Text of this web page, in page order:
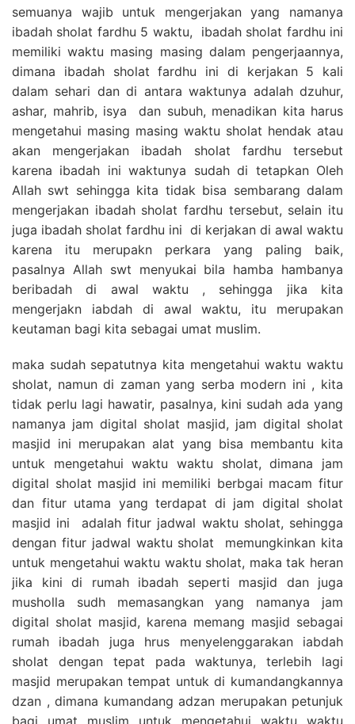
semuanya wajib untuk mengerjakan yang namanya
ibadah sholat fardhu 5 waktu, ibadah sholat fardhu ini
memiliki waktu masing masing dalam pengerjaannya,
dimana ibadah sholat fardhu ini di kerjakan 5 kali
dalam sehari dan di antara waktunya adalah dzuhur,
ashar, mahrib, isya dan subuh, menadikan kita harus
mengetahui masing masing waktu sholat hendak atau
akan mengerjakan ibadah sholat fardhu tersebut
karena ibadah ini waktunya sudah di tetapkan Oleh
Allah swt sehingga kita tidak bisa sembarang dalam
mengerjakan ibadah sholat fardhu tersebut, selain itu
juga ibadah sholat fardhu ini di kerjakan di awal waktu
karena itu merupakn perkara yang paling baik,
pasalnya Allah swt menyukai bila hamba hambanya
beribadah di awal waktu , sehingga jika kita
mengerjakn iabdah di awal waktu, itu merupakan
keutaman bagi kita sebagai umat muslim.
maka sudah sepatutnya kita mengetahui waktu waktu
sholat, namun di zaman yang serba modern ini , kita
tidak perlu lagi hawatir, pasalnya, kini sudah ada yang
namanya jam digital sholat masjid, jam digital sholat
masjid ini merupakan alat yang bisa membantu kita
untuk mengetahui waktu waktu sholat, dimana jam
digital sholat masjid ini memiliki berbgai macam fitur
dan fitur utama yang terdapat di jam digital sholat
masjid ini adalah fitur jadwal waktu sholat, sehingga
dengan fitur jadwal waktu sholat memungkinkan kita
untuk mengetahui waktu waktu sholat, maka tak heran
jika kini di rumah ibadah seperti masjid dan juga
musholla sudh memasangkan yang namanya jam
digital sholat masjid, karena memang masjid sebagai
rumah ibadah juga hrus menyelenggarakan iabdah
sholat dengan tepat pada waktunya, terlebih lagi
masjid merupakan tempat untuk di kumandangkannya
dzan , dimana kumandang adzan merupakan petunjuk
bagi umat muslim untuk mengetahui waktu waktu